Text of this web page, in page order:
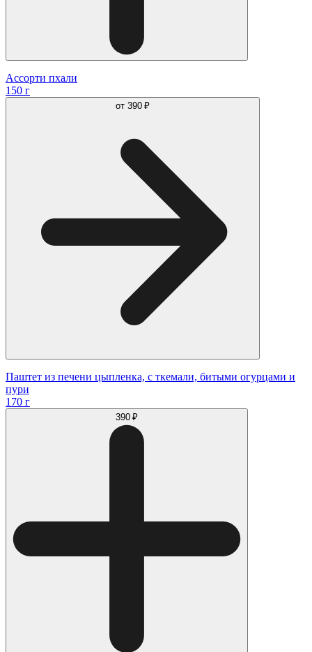
Ассорти пхали
150 г
от 390 ₽
Паштет из печени цыпленка, с ткемали, битыми огурцами и
пури
170 г
390 ₽